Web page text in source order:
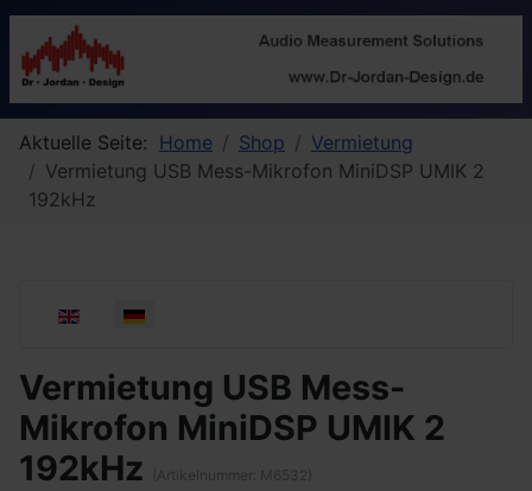
Aktuelle Seite: Home Shop
Vermietung
Vermietung USB Mess-Mikrofon MiniDSP UMIK 2
192kHz
Sprache auswählen
Vermietung USB Mess-
Mikrofon MiniDSP UMIK 2
192kHz
(Artikelnummer: M6532 )